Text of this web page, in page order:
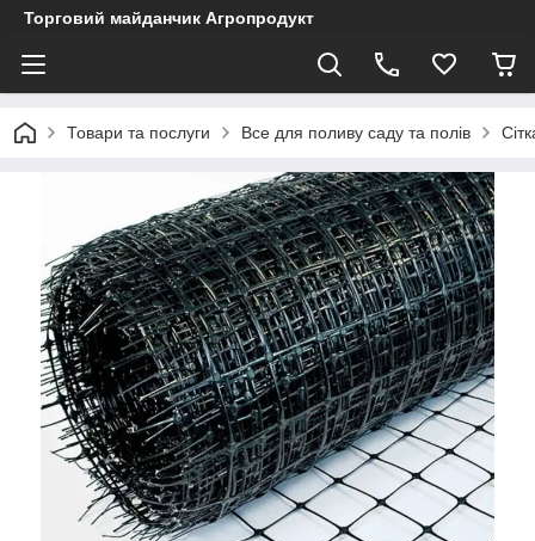
Торговий майданчик Агропродукт
Товари та послуги Все для поливу саду та полів